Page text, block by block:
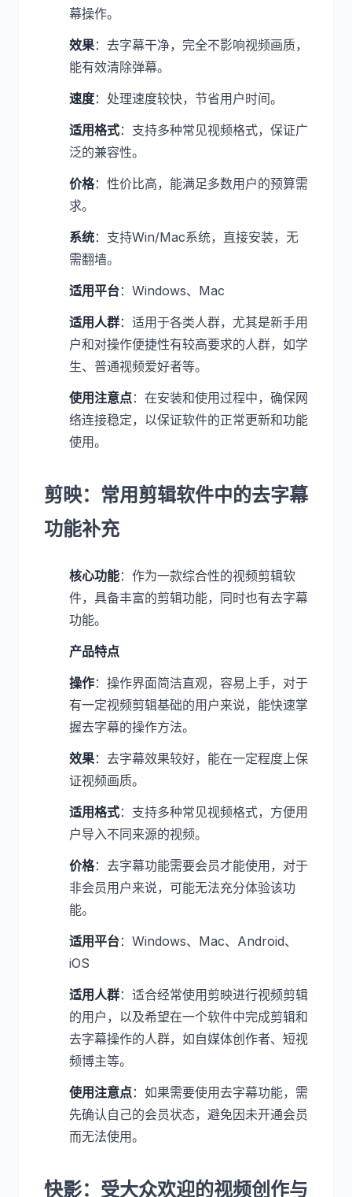
幕操作。
效果：去字幕干净，完全不影响视频画质，
能有效清除弹幕。
速度：处理速度较快，节省用户时间。
适用格式：支持多种常见视频格式，保证广
泛的兼容性。
价格：性价比高，能满足多数用户的预算需
求。
系统：支持Win/Mac系统，直接安装，无
需翻墙。
适用平台：Windows、Mac
适用人群：适用于各类人群，尤其是新手用
户和对操作便捷性有较高要求的人群，如学
生、普通视频爱好者等。
使用注意点：在安装和使用过程中，确保网
络连接稳定，以保证软件的正常更新和功能
使用。
剪映：常用剪辑软件中的去字幕
功能补充
核心功能：作为一款综合性的视频剪辑软
件，具备丰富的剪辑功能，同时也有去字幕
功能。
产品特点
操作：操作界面简洁直观，容易上手，对于
有一定视频剪辑基础的用户来说，能快速掌
握去字幕的操作方法。
效果：去字幕效果较好，能在一定程度上保
证视频画质。
适用格式：支持多种常见视频格式，方便用
户导入不同来源的视频。
价格：去字幕功能需要会员才能使用，对于
非会员用户来说，可能无法充分体验该功
能。
适用平台：Windows、Mac、Android、
iOS
适用人群：适合经常使用剪映进行视频剪辑
的用户，以及希望在一个软件中完成剪辑和
去字幕操作的人群，如自媒体创作者、短视
频博主等。
使用注意点：如果需要使用去字幕功能，需
先确认自己的会员状态，避免因未开通会员
而无法使用。
快影：受大众欢迎的视频创作与